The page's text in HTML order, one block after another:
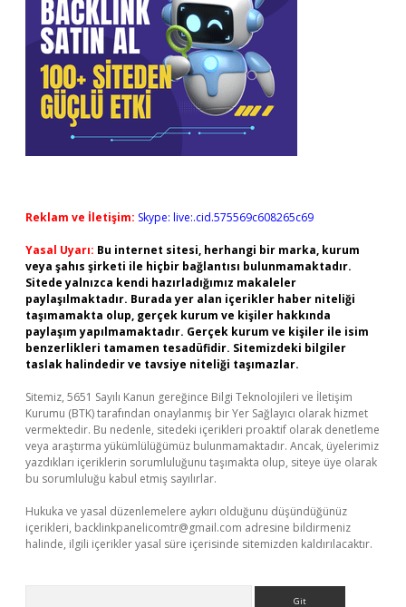
Reklam ve İletişim: Skype: live:.cid.575569c608265c69
Yasal Uyarı: Bu internet sitesi, herhangi bir marka, kurum
veya şahıs şirketi ile hiçbir bağlantısı bulunmamaktadır.
Sitede yalnızca kendi hazırladığımız makaleler
paylaşılmaktadır. Burada yer alan içerikler haber niteliği
taşımamakta olup, gerçek kurum ve kişiler hakkında
paylaşım yapılmamaktadır. Gerçek kurum ve kişiler ile isim
benzerlikleri tamamen tesadüfidir. Sitemizdeki bilgiler
taslak halindedir ve tavsiye niteliği taşımazlar.
Sitemiz, 5651 Sayılı Kanun gereğince Bilgi Teknolojileri ve İletişim
Kurumu (BTK) tarafından onaylanmış bir Yer Sağlayıcı olarak hizmet
vermektedir. Bu nedenle, sitedeki içerikleri proaktif olarak denetleme
veya araştırma yükümlülüğümüz bulunmamaktadır. Ancak, üyelerimiz
yazdıkları içeriklerin sorumluluğunu taşımakta olup, siteye üye olarak
bu sorumluluğu kabul etmiş sayılırlar.
Hukuka ve yasal düzenlemelere aykırı olduğunu düşündüğünüz
içerikleri, backlinkpanelicomtr@gmail.com adresine bildirmeniz
halinde, ilgili içerikler yasal süre içerisinde sitemizden kaldırılacaktır.